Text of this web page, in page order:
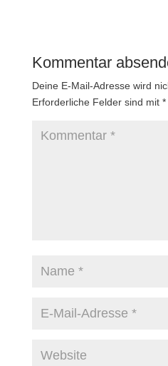
Kommentar
Deine E-Mail-Adresse wird
Erforderliche Felder sind mit *